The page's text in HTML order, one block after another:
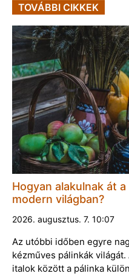
TOVÁBBI CIKKEK
Hogyan alakulnak át
modern világban?
2026. augusztus. 7. 10:07
Az utóbbi időben egyre
kézműves pálinkák
italok között a pálinka